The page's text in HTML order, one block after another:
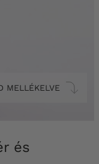
MELLÉKELVE